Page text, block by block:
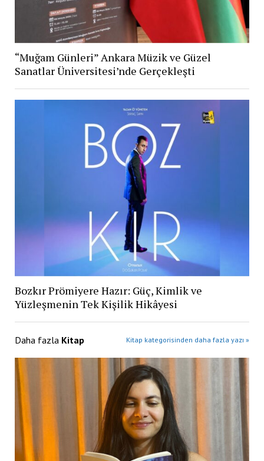
“Muğam Günleri” Ankara Müzik ve Güzel
Sanatlar Üniversitesi’nde Gerçekleşti
Bozkır Prömiyere Hazır: Güç, Kimlik ve
Yüzleşmenin Tek Kişilik Hikâyesi
Daha fazla Kitap Kitap kategorisinden daha fazla yazı »